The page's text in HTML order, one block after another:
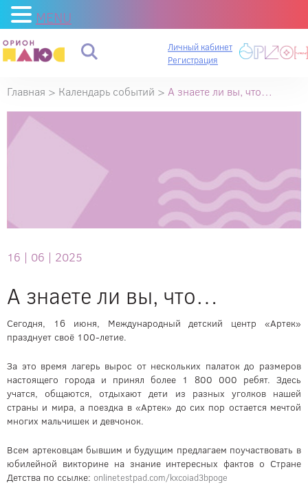
Личный кабинет
Регистрация
Главная > Календарь событий > А знаете ли вы, что…
знаете
что…
16 | 06 | 2025
А знаете ли вы, что…
Сегодня, 16 июня, Международный детский центр «Артек»
празднует своё 100-летие.
За это время лагерь вырос от нескольких палаток до размеров
настоящего города и принял более 1 800 000 ребят. Здесь
учатся, общаются, отдыхают дети из разных уголков нашей
страны и мира, а поездка в «Артек» до сих пор остается мечтой
многих мальчишек и девчонок.
Всем артековцам бывшим и будущим предлагаем поучаствовать в
юбилейной викторине на знание интересных фактов о Стране
Детства по ссылке: onlinetestpad.com/kxcoiad3bpoge
MENU